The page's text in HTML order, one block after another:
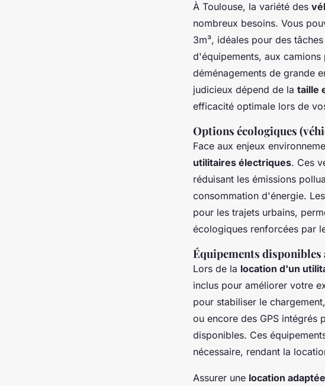
À Toulouse, la variété des
nombreux besoins. Vous
3m³, idéales pour des
d'équipements, aux
déménagements de grande
judicieux dépend de la taille
efficacité optimale lors de
Options écologiques
Face aux enjeux
utilitaires électriques. Ces
réduisant les émissions
consommation d'énergie.
pour les trajets urbains,
écologiques renforcées par
Équipements disponibles
Lors de la location d'un
inclus pour améliorer votre
pour stabiliser le
ou encore des GPS
disponibles. Ces
nécessaire, rendant la
Assurer une location